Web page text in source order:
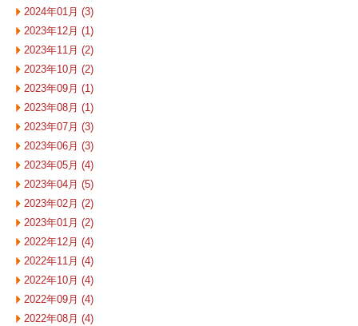
2024年01月 (3)
2023年12月 (1)
2023年11月 (2)
2023年10月 (2)
2023年09月 (1)
2023年08月 (1)
2023年07月 (3)
2023年06月 (3)
2023年05月 (4)
2023年04月 (5)
2023年02月 (2)
2023年01月 (2)
2022年12月 (4)
2022年11月 (4)
2022年10月 (4)
2022年09月 (4)
2022年08月 (4)